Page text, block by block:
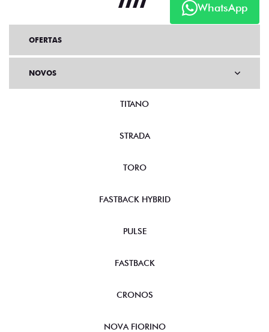
WhatsApp
OFERTAS
NOVOS
TITANO
STRADA
TORO
FASTBACK HYBRID
PULSE
FASTBACK
CRONOS
NOVA FIORINO